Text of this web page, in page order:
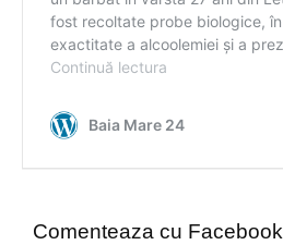
Comenteaza cu Facebook